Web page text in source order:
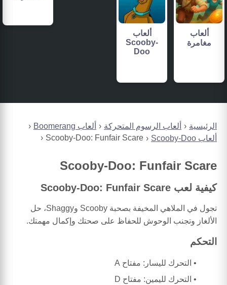
الرئيسية ألعاب الرسوم المتحركة
ألعاب Boomerang
ألعاب Scooby-Doo
Scooby-Doo: Funfair Scare
Scooby-Doo: Funfair Scare
كيفية لعب Scooby-Doo: Funfair Scare
تجول في الملاهي المخيفة بصحبة Scooby وShaggy، حل
الألغاز وتجنب الوحوش للحفاظ على صحتك وإكمال مهمتك.
التحكم
التحرك لليسار: مفتاح A
التحرك لليمين: مفتاح D
ألعاب
مغامرة
ألعاب
Scooby-
Doo